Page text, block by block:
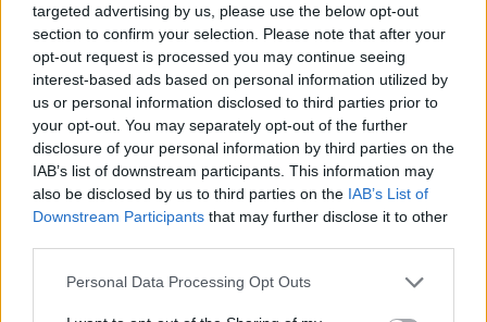
targeted advertising by us, please use the below opt-out
section to confirm your selection. Please note that after your
opt-out request is processed you may continue seeing
interest-based ads based on personal information utilized by
us or personal information disclosed to third parties prior to
your opt-out. You may separately opt-out of the further
disclosure of your personal information by third parties on the
IAB’s list of downstream participants. This information may
also be disclosed by us to third parties on the IAB’s List of
Downstream Participants that may further disclose it to other
Personal Data Processing Opt Outs
Iš bendrovių 2018 metais daugiausia – virš 3 mln.